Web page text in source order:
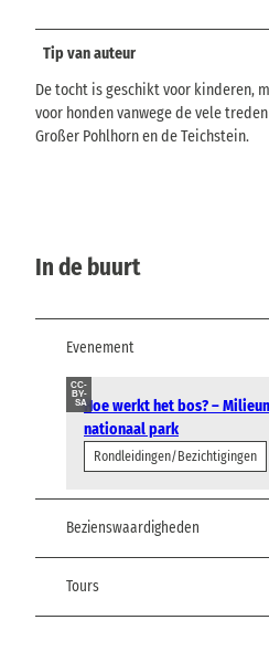
Tip van auteur
De tocht is geschikt voor kinderen,
voor honden vanwege de vele
Großer Pohlhorn en de Teichstein.
In de buurt
Evenement
CC-
BY-
SAHoe werkt het bos? –
nationaal park
Rondleidingen/Bezichtigingen
Bezienswaardigheden
Tours